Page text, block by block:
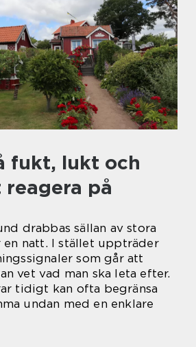
fukt, lukt och
på
drabbas sällan av stora
en natt. I stället uppträder
som går att
vet vad man ska leta efter.
tidigt kan ofta begränsa
undan med en enklare